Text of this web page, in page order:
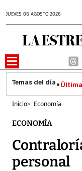
JUEVES 06 AGOSTO 2026
Inicio> Economía
ECONOMÍA
personal